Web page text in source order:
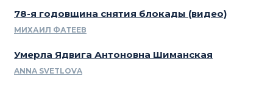
78-я годовщина снятия блокады (видео)
МИХАИЛ ФАТЕЕВ
Умерла Ядвига Антоновна Шиманская
ANNA SVETLOVA